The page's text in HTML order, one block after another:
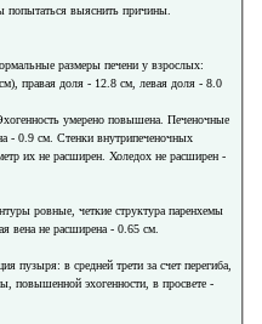
попытаться выяснить причины.
размеры печени у взрослых:
правая доля - 12.8 см, левая доля - 8.0
умерено повышена. Печеночные
- 0.9 см. Стенки внутрипеченочных
их не расширен. Холедох не расширен -
ровные, четкие структура паренхемы
вена не расширена - 0.65 см.
в средней трети за счет перегиба,
повышенной эхогенности, в просвете -